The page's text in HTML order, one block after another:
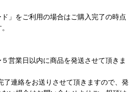
をご利用の場合はご購入完了の時点
営業日以内に商品を発送させて頂きま
連絡をお送りさせて頂きますので、発